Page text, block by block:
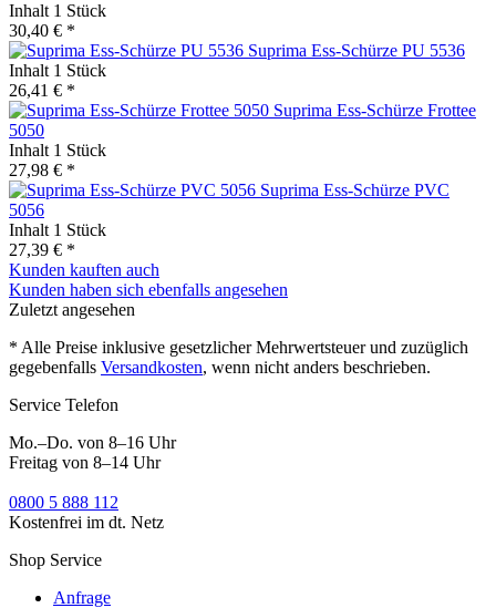
Inhalt 1 Stück
30,40 € *
Suprima Ess-Schürze PU 5536
Inhalt 1 Stück
26,41 € *
Suprima Ess-Schürze Frottee
5050
Inhalt 1 Stück
27,98 € *
Suprima Ess-Schürze PVC
5056
Inhalt 1 Stück
27,39 € *
Kunden kauften auch
Kunden haben sich ebenfalls angesehen
Zuletzt angesehen
* Alle Preise inklusive gesetzlicher Mehrwertsteuer und zuzüglich
gegebenfalls Versandkosten, wenn nicht anders beschrieben.
Service Telefon
Mo.–Do. von 8–16 Uhr
Freitag von 8–14 Uhr
0800 5 888 112
Kostenfrei im dt. Netz
Shop Service
Anfrage